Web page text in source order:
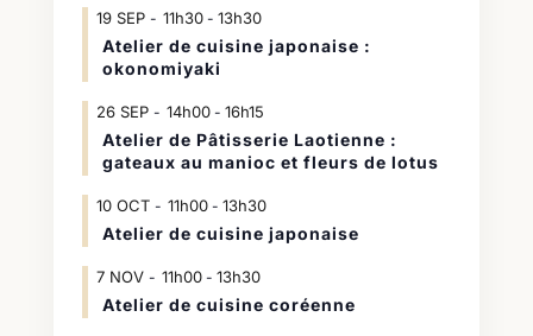
19 SEP 11h30- 13h30
Atelier de cuisine japonaise :
okonomiyaki
26 SEP 14h00- 16h15
Atelier de Pâtisserie Laotienne :
gateaux au manioc et fleurs de lotus
10 OCT 11h00- 13h30
Atelier de cuisine japonaise
7 NOV 11h00- 13h30
Atelier de cuisine coréenne